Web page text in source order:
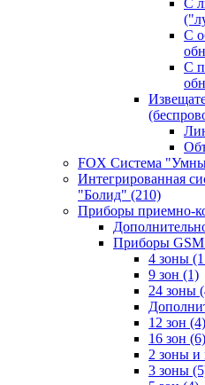
С
С
С
FOX Система
Интегрированная
"Болид" (210)
Приборы приемно-
Приборы GSM
4 зоны
9 зон (1)
24 зоны
12 зон (4)
16 зон (6)
2 зоны и
3 зоны